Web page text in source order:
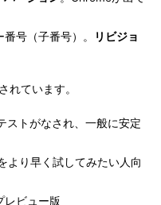
号（子番号）。
リビジョ
れています。
ストがなされ、一般に安定
より早く試してみたい人向
レビュー版